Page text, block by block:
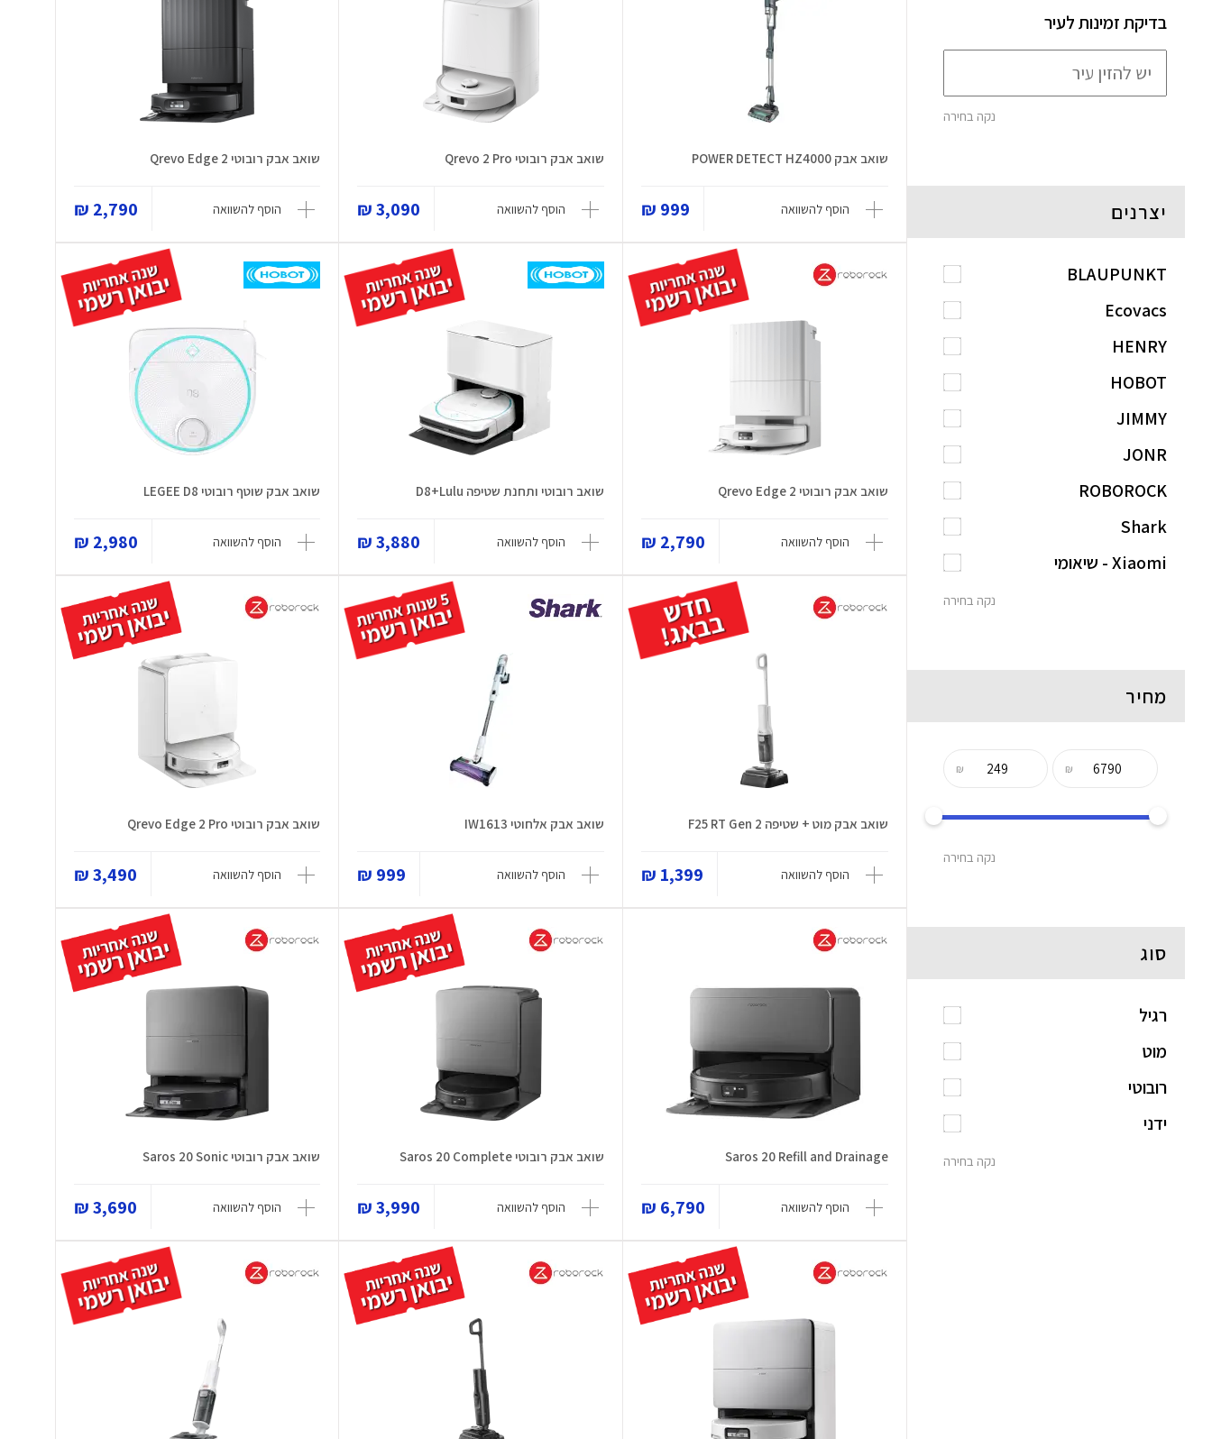
שואב אבק POWER DETECT HZ4000
הוסף להשוואה 999 ₪
שואב אבק רובוטי Qrevo 2 Pro
הוסף להשוואה 3,090 ₪
שואב אבק רובוטי Qrevo Edge 2
הוסף להשוואה 2,790 ₪
שואב אבק רובוטי Qrevo Edge 2
הוסף להשוואה 2,790 ₪
שואב רובוטי ותחנת שטיפה D8+Lulu
הוסף להשוואה 3,880 ₪
שואב אבק שוטף רובוטי LEGEE D8
הוסף להשוואה 2,980 ₪
שואב אבק מוט + שטיפה F25 RT Gen 2
הוסף להשוואה 1,399 ₪
שואב אבק אלחוטי IW1613
הוסף להשוואה 999 ₪
שואב אבק רובוטי Qrevo Edge 2 Pro
הוסף להשוואה 3,490 ₪
Saros 20 Refill and Drainage
הוסף להשוואה 6,790 ₪
שואב אבק רובוטי Saros 20 Complete
הוסף להשוואה 3,990 ₪
שואב אבק רובוטי Saros 20 Sonic
הוסף להשוואה 3,690 ₪
בדיקת זמינות לעיר
נקה בחירה
יצרנים
BLAUPUNKT
Ecovacs
HENRY
HOBOT
JIMMY
JONR
ROBOROCK
Shark
Xiaomi - שיאומי
נקה בחירה
מחיר
₪
₪
נקה בחירה
סוג
רגיל
מוט
רובוטי
ידני
נקה בחירה